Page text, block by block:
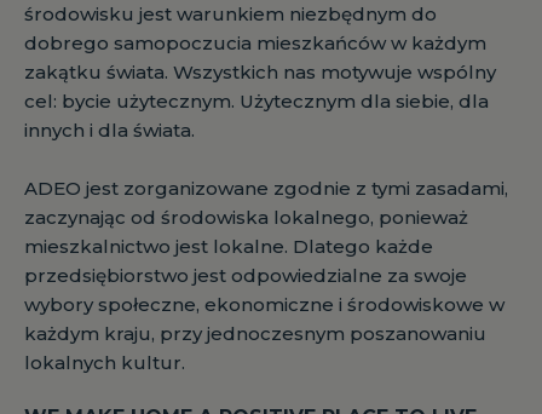
środowisku jest warunkiem niezbędnym do
dobrego samopoczucia mieszkańców w każdym
zakątku świata. Wszystkich nas motywuje wspólny
cel: bycie użytecznym. Użytecznym dla siebie, dla
innych i dla świata.
ADEO jest zorganizowane zgodnie z tymi zasadami,
zaczynając od środowiska lokalnego, ponieważ
mieszkalnictwo jest lokalne. Dlatego każde
przedsiębiorstwo jest odpowiedzialne za swoje
wybory społeczne, ekonomiczne i środowiskowe w
każdym kraju, przy jednoczesnym poszanowaniu
lokalnych kultur.